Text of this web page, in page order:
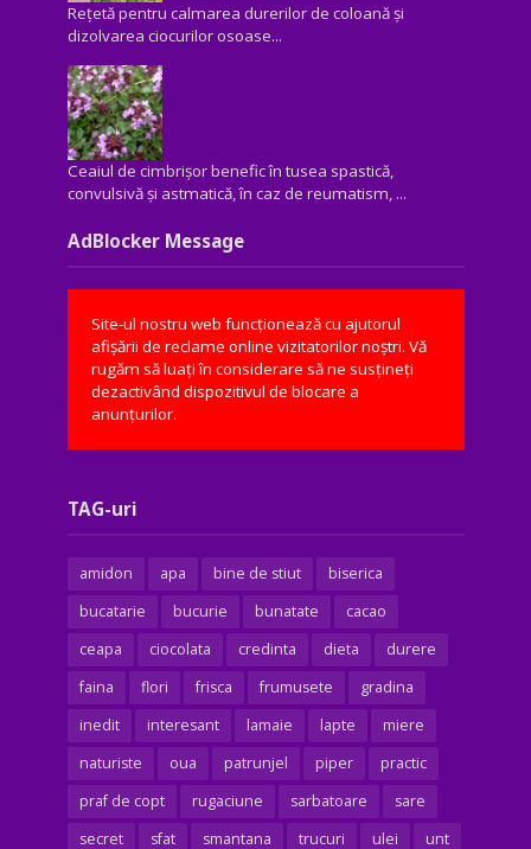
Rețetă pentru calmarea durerilor de coloană și
dizolvarea ciocurilor osoase...
Ceaiul de cimbrișor benefic în tusea spastică,
convulsivă şi astmatică, în caz de reumatism, ...
AdBlocker Message
Site-ul nostru web funcționează cu ajutorul
afișării de reclame online vizitatorilor noștri. Vă
rugăm să luați în considerare să ne susțineți
dezactivând dispozitivul de blocare a
anunțurilor.
TAG-uri
amidon apa bine de stiut
biserica
bucatarie
bucurie bunatate
cacao
ceapa
ciocolata credinta dieta
durere
faina
flori frisca frumusete
gradina
inedit
interesant lamaie lapte
miere
naturiste
oua patrunjel piper
practic
praf de copt
rugaciune sarbatoare
sare
secret
sfat smantana trucuri ulei unt